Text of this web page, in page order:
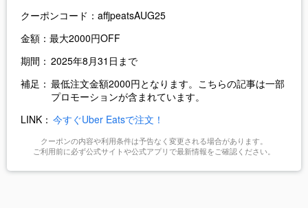
クーポンコード： affjpeatsAUG25
金額： 最大2000円OFF
期間： 2025年8月31日まで
補足： 最低注文金額2000円となります。こちらの記事は一部
プロモーションが含まれています。
LINK： 今すぐUber Eatsで注文！
クーポンの内容や利用条件は予告なく変更される場合があります。
ご利用前に必ず公式サイトや公式アプリで最新情報をご確認ください。